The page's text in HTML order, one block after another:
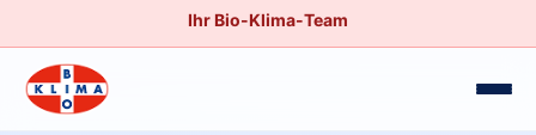
Ihr Bio-Klima-Team